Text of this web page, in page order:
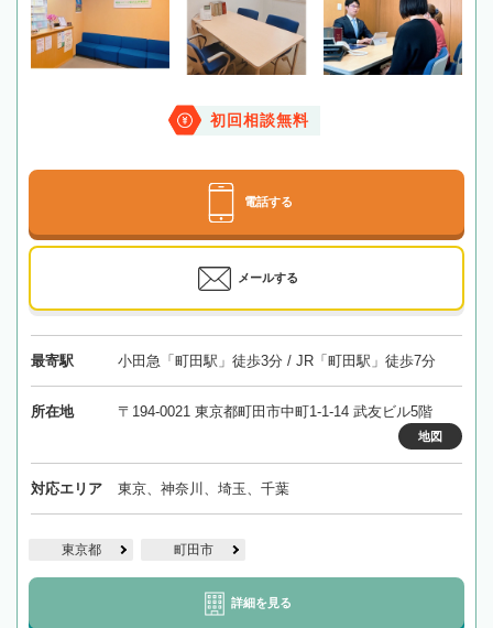
初回相談無料
電話する
メールする
最寄駅 小田急「町田駅」徒歩3分 / JR「町田駅」徒歩7分
所在地 〒194-0021 東京都町田市中町1-1-14 武友ビル5階
地図
対応エリア 東京、神奈川、埼玉、千葉
東京都 町田市
詳細を見る